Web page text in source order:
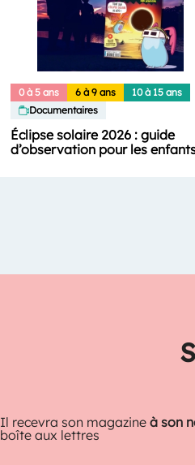
0 à 5 ans 6 à 9 ans
10 à 15 ans
Documentaires
Éclipse solaire 2026 : guide
d’observation pour les
Il recevra son magazineà son
boîte aux lettres